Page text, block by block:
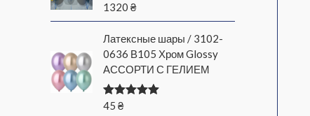
Оценка
1320 ₴
Латексные шары / 3102-
0636 В105 Хром Glossy
АССОРТИ С ГЕЛИЕМ
Оценка
45 ₴